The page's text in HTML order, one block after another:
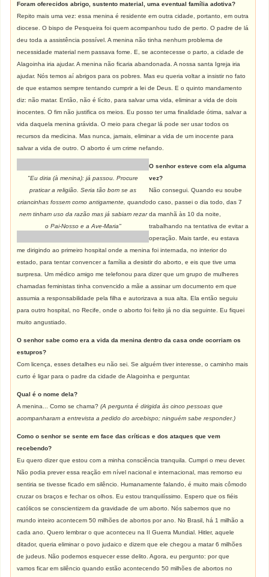
Foram oferecidos abrigo, sustento material, uma eventual família adotiva?
Repito mais uma vez: essa menina é residente em outra cidade, portanto, em outra
diocese. O bispo de Pesqueira foi quem acompanhou tudo de perto. O padre de lá
deu toda a assistência possível. A menina não tinha nenhum problema de
necessidade material nem passava fome. E, se acontecesse o parto, a cidade de
Alagoinha iria ajudar. A menina não ficaria abandonada. A nossa santa Igreja iria
ajudar. Nós temos aí abrigos para os pobres. Mas eu queria voltar a insistir no fato
de que estamos sempre tentando cumprir a lei de Deus. E o quinto mandamento
diz: não matar. Então, não é lícito, para salvar uma vida, eliminar a vida de dois
inocentes. O fim não justifica os meios. Eu posso ter uma finalidade ótima, salvar a
vida daquela menina grávida. O meio para chegar lá pode ser usar todos os
recursos da medicina. Mas nunca, jamais, eliminar a vida de um inocente para
salvar a vida de outro. O aborto é um crime nefando.
"Eu diria (à menina): já passou. Procure
praticar a religião. Seria tão bom se as
criancinhas fossem como antigamente, quando
nem tinham uso da razão mas já sabiam rezar
o Pai-Nosso e a Ave-Maria"
O senhor esteve com ela alguma
vez?
Não consegui. Quando eu soube
do caso, passei o dia todo, das 7
da manhã às 10 da noite,
trabalhando na tentativa de evitar a
operação. Mais tarde, eu estava
me dirigindo ao primeiro hospital onde a menina foi internada, no interior do
estado, para tentar convencer a família a desistir do aborto, e eis que tive uma
surpresa. Um médico amigo me telefonou para dizer que um grupo de mulheres
chamadas feministas tinha convencido a mãe a assinar um documento em que
assumia a responsabilidade pela filha e autorizava a sua alta. Ela então seguiu
para outro hospital, no Recife, onde o aborto foi feito já no dia seguinte. Eu fiquei
muito angustiado.
O senhor sabe como era a vida da menina dentro da casa onde ocorriam os
estupros?
Com licença, esses detalhes eu não sei. Se alguém tiver interesse, o caminho mais
curto é ligar para o padre da cidade de Alagoinha e perguntar.
Qual é o nome dela?
A menina... Como se chama? (A pergunta é dirigida às cinco pessoas que
acompanharam a entrevista a pedido do arcebispo; ninguém sabe responder.)
Como o senhor se sente em face das críticas e dos ataques que vem
recebendo?
Eu quero dizer que estou com a minha consciência tranquila. Cumpri o meu dever.
Não podia prever essa reação em nível nacional e internacional, mas remorso eu
sentiria se tivesse ficado em silêncio. Humanamente falando, é muito mais cômodo
cruzar os braços e fechar os olhos. Eu estou tranquilíssimo. Espero que os fiéis
católicos se conscientizem da gravidade de um aborto. Nós sabemos que no
mundo inteiro acontecem 50 milhões de abortos por ano. No Brasil, há 1 milhão a
cada ano. Quero lembrar o que aconteceu na II Guerra Mundial. Hitler, aquele
ditador, queria eliminar o povo judaico e dizem que ele chegou a matar 6 milhões
de judeus. Não podemos esquecer esse delito. Agora, eu pergunto: por que
vamos ficar em silêncio quando estão acontecendo 50 milhões de abortos no